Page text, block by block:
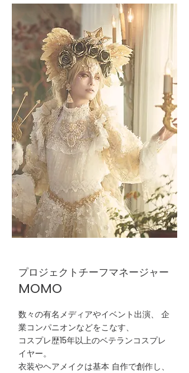
プロジェクトチーフマネージャー
MOMO
数々の有名メディアやイベント出演、 企
業コンパニオンなどをこなす、
コスプレ歴15年以上のベテランコスプレ
イヤー。
衣装やヘアメイクは基本 自作で創作し、